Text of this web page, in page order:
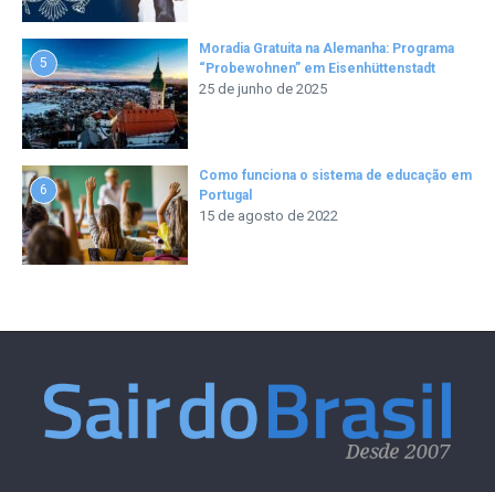
5
Moradia Gratuita na Alemanha: Programa
“Probewohnen” em Eisenhüttenstadt
25 de junho de 2025
6
Como funciona o sistema de educação em
Portugal
15 de agosto de 2022